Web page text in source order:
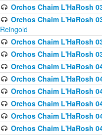
Orchos Chaim L'HaRosh
Orchos Chaim L'HaRosh
Reingold
Orchos Chaim L'HaRosh
Orchos Chaim L'HaRosh
Orchos Chaim L'HaRosh
Orchos Chaim L'HaRosh
Orchos Chaim L'HaRosh
Orchos Chaim L'HaRosh
Orchos Chaim L'HaRosh
Orchos Chaim L'HaRosh